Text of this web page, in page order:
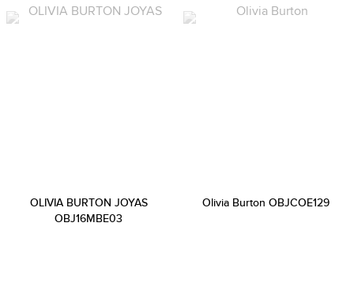
OLIVIA BURTON JOYAS
OBJ16MBE03
Olivia Burton OBJCOE129